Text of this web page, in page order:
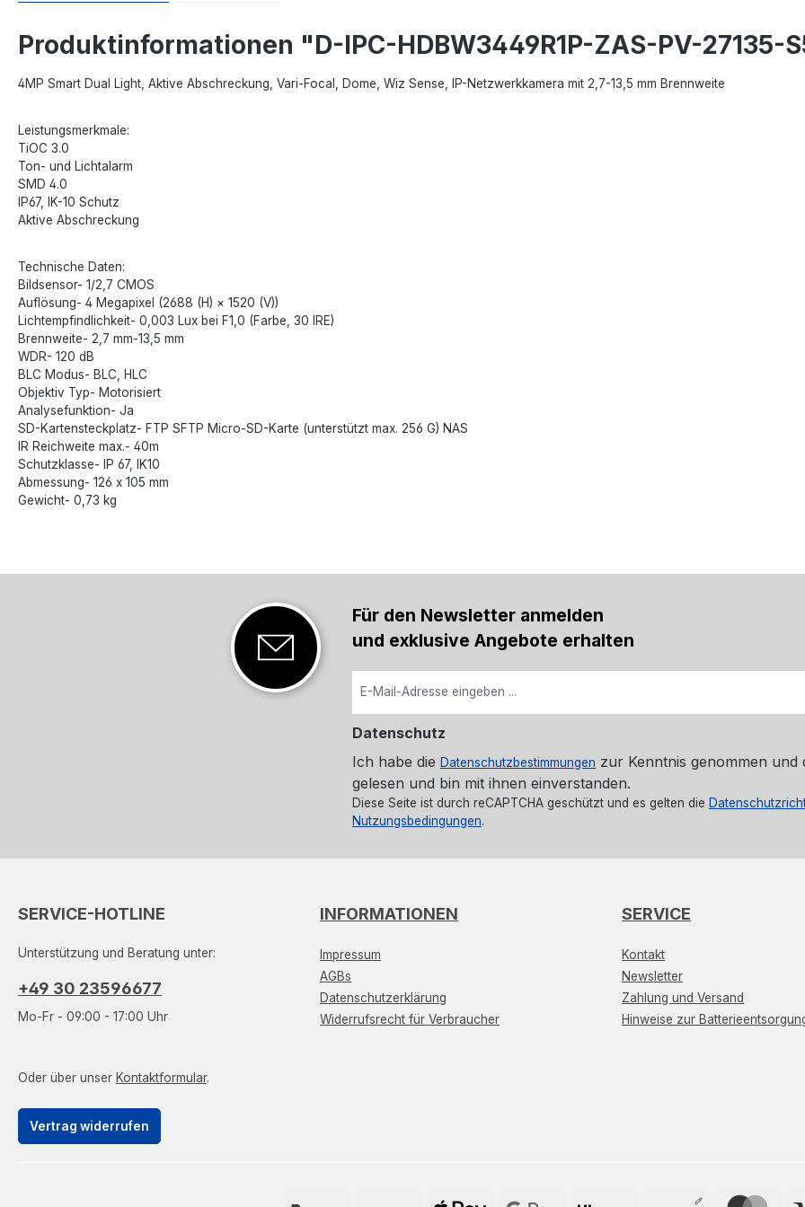
Produktinformationen "D-IPC-HDBW3449R1P-ZAS-PV-27135-
4MP Smart Dual Light, Aktive Abschreckung, Vari-Focal, Dome, Wiz Sense, IP-Netzwerkkamera mit 2,7-13,5 mm Brennweite
Leistungsmerkmale:
TiOC 3.0
Ton- und Lichtalarm
SMD 4.0
IP67, IK-10 Schutz
Aktive Abschreckung
Technische Daten:
Bildsensor- 1/2,7 CMOS
Auflösung- 4 Megapixel (2688 (H) × 1520 (V))
Lichtempfindlichkeit- 0,003 Lux bei F1,0 (Farbe, 30 IRE)
Brennweite- 2,7 mm-13,5 mm
WDR- 120 dB
BLC Modus- BLC, HLC
Objektiv Typ- Motorisiert
Analysefunktion- Ja
SD-Kartensteckplatz- FTP SFTP Micro-SD-Karte (unterstützt max. 256 G) NAS
IR Reichweite max.- 40m
Schutzklasse- IP 67, IK10
Abmessung- 126 x 105 mm
Gewicht- 0,73 kg
Für den Newsletter anmelden
und exklusive Angebote erhalten
Datenschutz
Ich habe die Datenschutzbestimmungen zur Kenntnis genommen und
gelesen und bin mit ihnen einverstanden.
Diese Seite ist durch reCAPTCHA geschützt und es gelten die
Nutzungsbedingungen.
SERVICE-HOTLINE
Unterstützung und Beratung unter:
+49 30 23596677
Mo-Fr - 09:00 - 17:00 Uhr
Oder über unser Kontaktformular.
Vertrag widerrufen
INFORMATIONEN
Impressum
AGBs
Datenschutzerklärung
Widerrufsrecht für Verbraucher
SERVICE
Kontakt
Newsletter
Zahlung und Versand
Hinweise zur